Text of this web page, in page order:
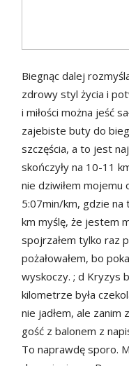
Biegnąc dalej
zdrowy styl życia i
i miłości można jeść
zajebiste buty do
szczęścia, a to jest
skończyły na 10-11
nie dziwiłem mojemu
5:07min/km, gdzie na
km myślę, że jestem
spojrzałem tylko raz
pożałowałem, bo
wyskoczy. ; d Kryzys
kilometrze była
nie jadłem, ale zanim
gość z balonem z
To naprawdę sporo.